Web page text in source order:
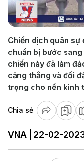
Chiến dịch quân sự
chuẩn bị bước
chiến này đã làm
căng thẳng và đối
trọng cho nền kinh
Chia sẻ
VNA | 22-02-